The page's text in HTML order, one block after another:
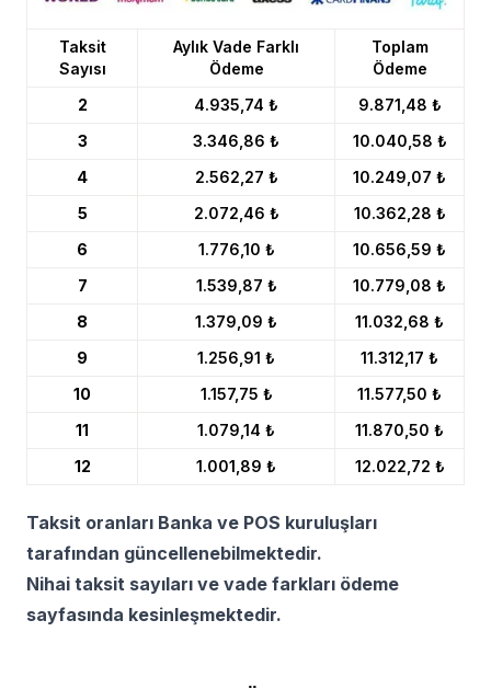
Taksit
Sayısı
Aylık Vade Farklı
Ödeme
Toplam
Ödeme
2
4.935,74 ₺
9.871,48 ₺
3
3.346,86 ₺
10.040,58 ₺
4
2.562,27 ₺
10.249,07 ₺
5
2.072,46 ₺
10.362,28 ₺
6
1.776,10 ₺
10.656,59 ₺
7
1.539,87 ₺
10.779,08 ₺
8
1.379,09 ₺
11.032,68 ₺
9
1.256,91 ₺
11.312,17 ₺
10
1.157,75 ₺
11.577,50 ₺
11
1.079,14 ₺
11.870,50 ₺
12
1.001,89 ₺ 12.022,72 ₺
Taksit oranları Banka ve POS kuruluşları
tarafından güncellenebilmektedir.
Nihai taksit sayıları ve vade farkları ödeme
sayfasında kesinleşmektedir.